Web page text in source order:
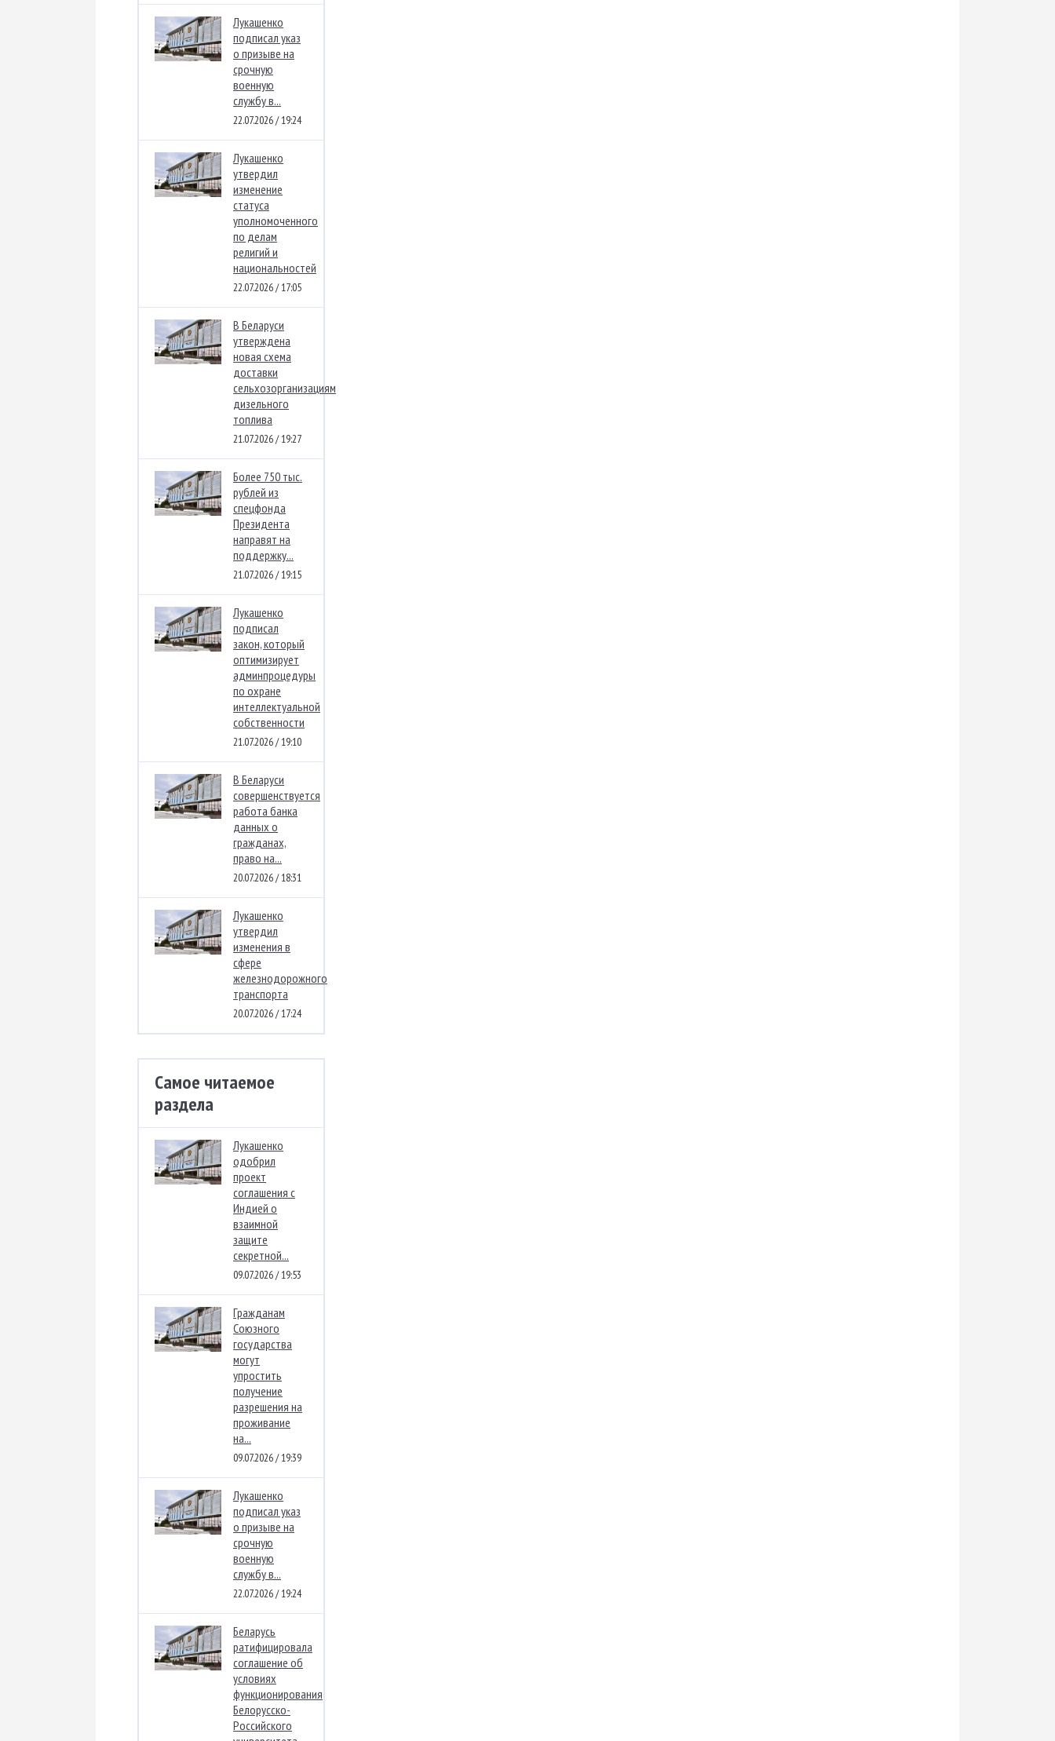
Лукашенко
подписал указ
о призыве на
срочную
военную
службу в...
22.07.2026 / 19:24
Лукашенко
утвердил
изменение
статуса
уполномоченного
по делам
религий и
национальностей
22.07.2026 / 17:05
В Беларуси
утверждена
новая схема
доставки
сельхозорганизациям
дизельного
топлива
21.07.2026 / 19:27
Более 750 тыс.
рублей из
спецфонда
Президента
направят на
поддержку...
21.07.2026 / 19:15
Лукашенко
подписал
закон, который
оптимизирует
админпроцедуры
по охране
интеллектуальной
собственности
21.07.2026 / 19:10
В Беларуси
совершенствуется
работа банка
данных о
гражданах,
право на...
20.07.2026 / 18:31
Лукашенко
утвердил
изменения в
сфере
железнодорожного
транспорта
20.07.2026 / 17:24
Самое читаемое
раздела
Лукашенко
одобрил
проект
соглашения с
Индией о
взаимной
защите
секретной...
09.07.2026 / 19:53
Гражданам
Союзного
государства
могут
упростить
получение
разрешения на
проживание
на...
09.07.2026 / 19:39
Лукашенко
подписал указ
о призыве на
срочную
военную
службу в...
22.07.2026 / 19:24
Беларусь
ратифицировала
соглашение об
условиях
функционирования
Белорусско-
Российского